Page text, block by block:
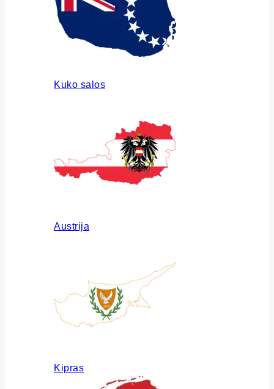
Kuko salos
Austrija
Kipras